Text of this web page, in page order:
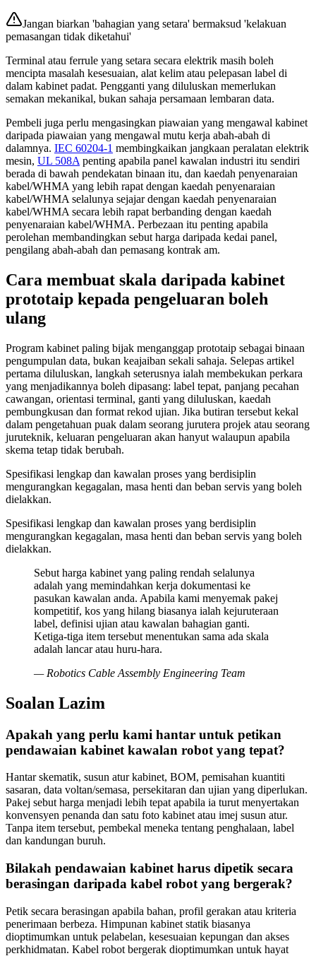
Jangan biarkan 'bahagian yang setara' bermaksud 'kelakuan
pemasangan tidak diketahui'
Terminal atau ferrule yang setara secara elektrik masih boleh
mencipta masalah kesesuaian, alat kelim atau pelepasan label di
dalam kabinet padat. Pengganti yang diluluskan memerlukan
semakan mekanikal, bukan sahaja persamaan lembaran data.
Pembeli juga perlu mengasingkan piawaian yang mengawal kabinet
daripada piawaian yang mengawal mutu kerja abah-abah di
dalamnya. IEC 60204-1 membingkaikan jangkaan peralatan elektrik
mesin, UL 508A penting apabila panel kawalan industri itu sendiri
berada di bawah pendekatan binaan itu, dan kaedah penyenaraian
kabel/WHMA yang lebih rapat dengan kaedah penyenaraian
kabel/WHMA selalunya sejajar dengan kaedah penyenaraian
kabel/WHMA secara lebih rapat berbanding dengan kaedah
penyenaraian kabel/WHMA. Perbezaan itu penting apabila
perolehan membandingkan sebut harga daripada kedai panel,
pengilang abah-abah dan pemasang kontrak am.
Cara membuat skala daripada kabinet
prototaip kepada pengeluaran boleh
ulang
Program kabinet paling bijak menganggap prototaip sebagai binaan
pengumpulan data, bukan keajaiban sekali sahaja. Selepas artikel
pertama diluluskan, langkah seterusnya ialah membekukan perkara
yang menjadikannya boleh dipasang: label tepat, panjang pecahan
cawangan, orientasi terminal, ganti yang diluluskan, kaedah
pembungkusan dan format rekod ujian. Jika butiran tersebut kekal
dalam pengetahuan puak dalam seorang jurutera projek atau seorang
juruteknik, keluaran pengeluaran akan hanyut walaupun apabila
skema tetap tidak berubah.
Spesifikasi lengkap dan kawalan proses yang berdisiplin
mengurangkan kegagalan, masa henti dan beban servis yang boleh
dielakkan.
Spesifikasi lengkap dan kawalan proses yang berdisiplin
mengurangkan kegagalan, masa henti dan beban servis yang boleh
dielakkan.
Sebut harga kabinet yang paling rendah selalunya
adalah yang memindahkan kerja dokumentasi ke
pasukan kawalan anda. Apabila kami menyemak pakej
kompetitif, kos yang hilang biasanya ialah kejuruteraan
label, definisi ujian atau kawalan bahagian ganti.
Ketiga-tiga item tersebut menentukan sama ada skala
adalah lancar atau huru-hara.
— Robotics Cable Assembly Engineering Team
Soalan Lazim
Apakah yang perlu kami hantar untuk petikan
pendawaian kabinet kawalan robot yang tepat?
Hantar skematik, susun atur kabinet, BOM, pemisahan kuantiti
sasaran, data voltan/semasa, persekitaran dan ujian yang diperlukan.
Pakej sebut harga menjadi lebih tepat apabila ia turut menyertakan
konvensyen penanda dan satu foto kabinet atau imej susun atur.
Tanpa item tersebut, pembekal meneka tentang penghalaan, label
dan kandungan buruh.
Bilakah pendawaian kabinet harus dipetik secara
berasingan daripada kabel robot yang bergerak?
Petik secara berasingan apabila bahan, profil gerakan atau kriteria
penerimaan berbeza. Himpunan kabinet statik biasanya
dioptimumkan untuk pelabelan, kesesuaian kepungan dan akses
perkhidmatan. Kabel robot bergerak dioptimumkan untuk hayat